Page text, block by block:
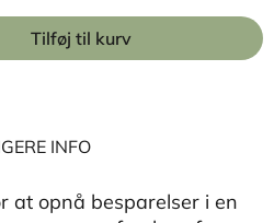
Tilføj til kurv
INFO
at opnå besparelser i en